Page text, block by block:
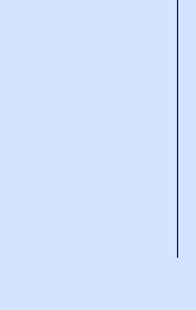
ムインテグレーシ
ながら違和感なく
テムを自らの世界
敬意を覚えます。
ませんが、この
場から送り出され
このメーカーの車